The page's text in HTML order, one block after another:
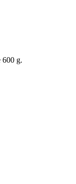
600 g.